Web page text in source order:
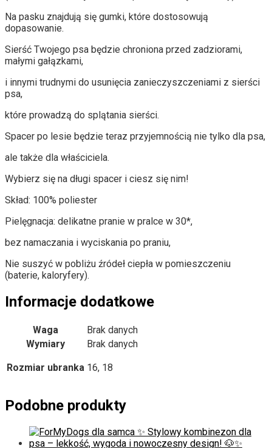
Na pasku znajdują się gumki, które dostosowują
dopasowanie.
Sierść Twojego psa będzie chroniona przed zadziorami,
małymi gałązkami,
i innymi trudnymi do usunięcia zanieczyszczeniami z sierści
psa,
które prowadzą do splątania sierści.
Spacer po lesie będzie teraz przyjemnością nie tylko dla psa,
ale także dla właściciela.
Wybierz się na długi spacer i ciesz się nim!
Skład: 100% poliester
Pielęgnacja: delikatne pranie w pralce w 30*,
bez namaczania i wyciskania po praniu,
Nie suszyć w pobliżu źródeł ciepła w pomieszczeniu
(baterie, kaloryfery).
Informacje dodatkowe
Waga
Brak danych
Wymiary
Brak danych
Rozmiar ubranka 16, 18
Podobne produkty